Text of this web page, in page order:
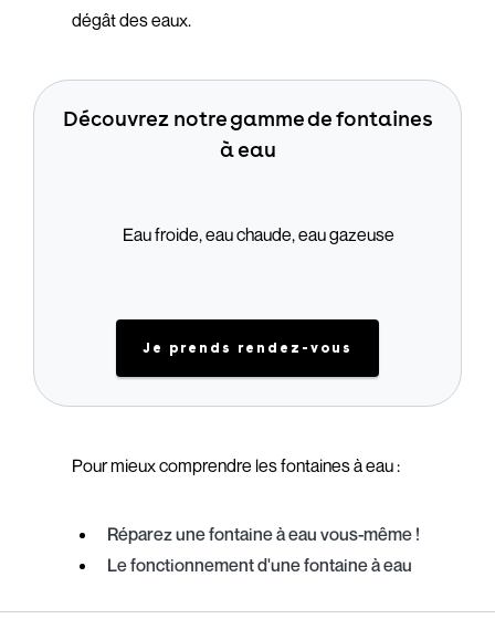
dégât des eaux.
Découvrez notre gamme de fontaines
à eau
Eau froide, eau chaude, eau gazeuse
Je prends rendez-vous
Pour mieux comprendre les fontaines à eau :
Réparez une fontaine à eau vous-même !
Le fonctionnement d'une fontaine à eau